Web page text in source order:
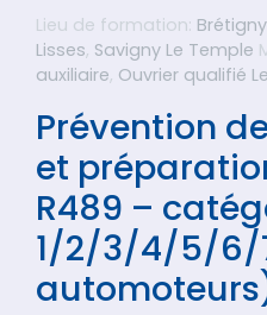
Lieu de formation:
Lisses, Savigny Le Temple
auxiliaire, Ouvrier qualifié
Prévention
et
R489 –
1/2/3/4/5/6/